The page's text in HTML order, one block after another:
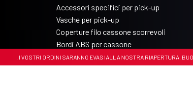
Accessori specifici per pick-up
Vasche per pick-up
Coperture filo cassone scorrevoli
Bordi ABS per cassone
VOSTRI ORDINI SARANNO EVASI ALLA NOSTRA RIAPERTURA. BUONE